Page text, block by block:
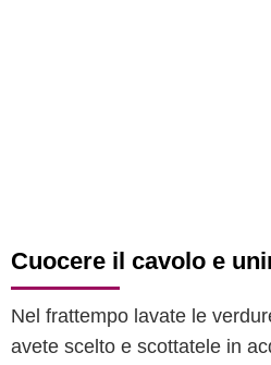
Cuocere il cavolo e
Nel frattempo lavate le
avete scelto e scottatele in